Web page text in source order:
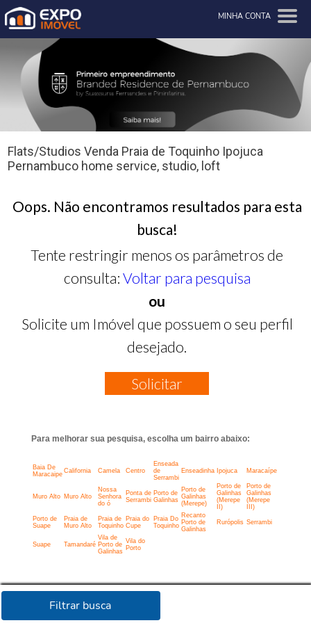
MINHA CONTA
Filtrar busca
Flats/Studios Venda Praia de Toquinho Ipojuca
Pernambuco home service, studio, loft
Oops. Não encontramos resultados para esta
busca!
Tente restringir menos os parâmetros de
consulta: Voltar para pesquisa
ou
Solicite um Imóvel que possuem o seu perfil
desejado.
Solicitar
Para melhorar sua pesquisa, escolha um bairro abaixo:
Baia De
Maracaipe California Camela Centro
Enseada
de
Serrambi
Enseadinha Ipojuca Maracaípe
Muro Alto Muro Alto
Nossa
Senhora
do ó
Ponta de
Serrambi
Porto de
Galinhas
Porto de
Galinhas
(Merepe)
Porto de
Galinhas
(Merepe
II)
Porto de
Galinhas
(Merepe
III)
Porto de
Suape
Praia de
Muro Alto
Praia de
Toquinho
Praia do
Cupe
Praia Do
Toquinho
Recanto
Porto de
Galinhas
Rurópolis Serrambi
Suape Tamandaré
Vila de
Porto de
Galinhas
Vila do
Porto